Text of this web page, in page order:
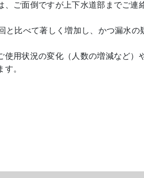
、ご面倒ですが上下水道部までご連
と比べて著しく増加し、かつ漏水の
使用状況の変化（人数の増減など）
。